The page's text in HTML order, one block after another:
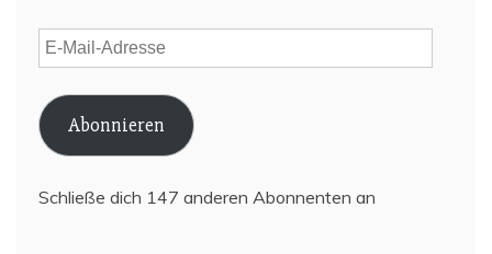
E-
Mail-
Adresse
Abonnieren
Schließe dich 147 anderen Abonnenten an